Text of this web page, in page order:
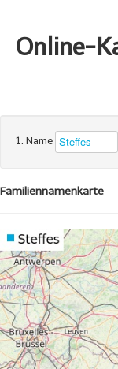
Online-
1. Name
Familiennamenkarte